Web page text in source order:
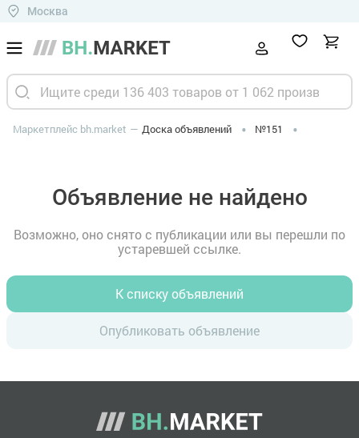
Москва
Маркетплейс bh.market Доска объявлений №151
Объявление не найдено
Возможно, оно снято с публикации или вы перешли по
устаревшей ссылке.
К списку объявлений
Опубликовать объявление